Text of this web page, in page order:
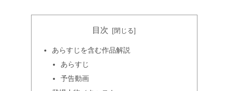
目次
あらすじを含む作品解説
あらすじ
予告動画